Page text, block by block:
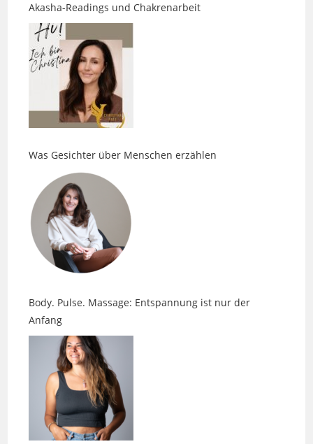
Was Gesichter über Menschen erzählen
Body. Pulse. Massage: Entspannung ist nur der
Faszien, Spannung und die Sprache des Körpers